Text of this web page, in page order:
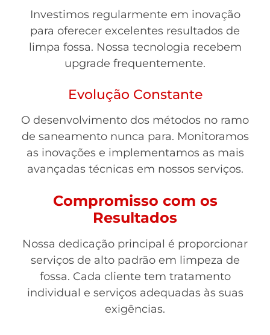
Investimos regularmente em inovação
para oferecer excelentes resultados de
limpa fossa. Nossa tecnologia recebem
upgrade frequentemente.
Evolução Constante
O desenvolvimento dos métodos no ramo
de saneamento nunca para. Monitoramos
as inovações e implementamos as mais
avançadas técnicas em nossos serviços.
Compromisso com os
Resultados
Nossa dedicação principal é proporcionar
serviços de alto padrão em limpeza de
fossa. Cada cliente tem tratamento
individual e serviços adequadas às suas
exigências.